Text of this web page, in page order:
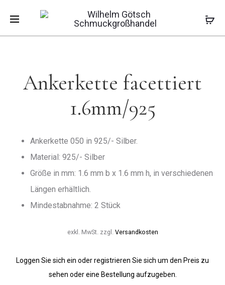
Start Ketten Ankerketten
Ankerkette
Ankerkette facettiert
1.6mm/925
Ankerkette 050 in 925/- Silber.
Material: 925/- Silber
Größe in mm: 1.6 mm b x 1.6 mm h, in verschiedenen
Längen erhältlich.
Mindestabnahme: 2 Stück
exkl. MwSt. zzgl. Versandkosten
Loggen Sie sich ein oder registrieren Sie sich um den Preis zu
sehen oder eine Bestellung aufzugeben.